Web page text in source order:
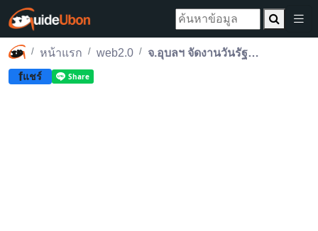
หน้าแรก web2.0 จ.อุบลฯ จัดงานวันรัฐวิสาหกิจไทย ประจำปี 2557
fแชร์